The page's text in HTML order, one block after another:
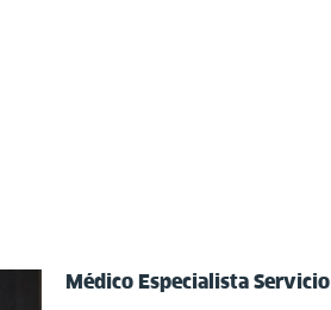
Médico Especialista Servicio